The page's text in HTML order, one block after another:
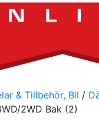
& Tillbehör, Bil /
2WD Bak (2)